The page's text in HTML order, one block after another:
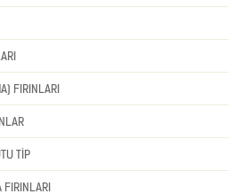
FIRINLARI
TİP
FIRINLARI